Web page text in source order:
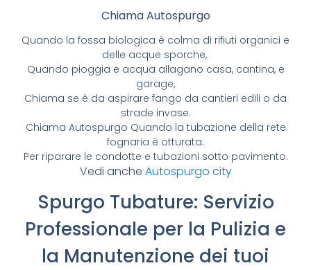
Chiama Autospurgo
Quando la fossa biologica è colma di rifiuti organici e
delle acque sporche,
Quando pioggia e acqua allagano casa, cantina, e
garage,
Chiama se è da aspirare fango da cantieri edili o da
strade invase.
Chiama Autospurgo Quando la tubazione della rete
fognaria è otturata.
Per riparare le condotte e tubazioni sotto pavimento.
Vedi anche Autospurgo city
Spurgo Tubature: Servizio
Professionale per la Pulizia e
la Manutenzione dei tuoi